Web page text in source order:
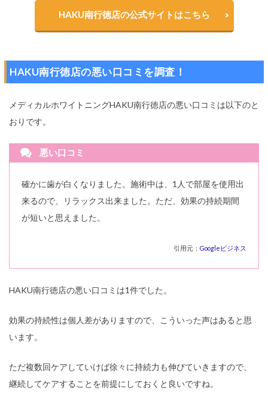
HAKU南行徳店の公式サイトはこちら
HAKU南行徳店の悪い口コミを調査！
メディカルホワイトニングHAKU南行徳店の悪い口コミは以下のと
おりです。
悪い口コミ
確かに歯が白くなりました。施術中は、1人で部屋を使用出
来るので、リラックス出来ました。ただ、効果の持続期間
が短いと思えました。
引用元： Googleビジネス
HAKU南行徳店の悪い口コミは1件でした。
効果の持続性は個人差がありますので、こういった声はあると思
います。
ただ複数回ケアしていけば徐々に持続力も伸びていきますので、
継続してケアすることを前提にしておくと良いですね。